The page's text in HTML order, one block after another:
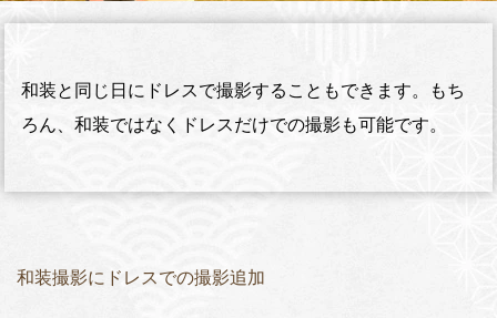
和装と同じ日にドレスで撮影することもできます。もち
ろん、和装ではなくドレスだけでの撮影も可能です。
和装撮影にドレスでの撮影追加